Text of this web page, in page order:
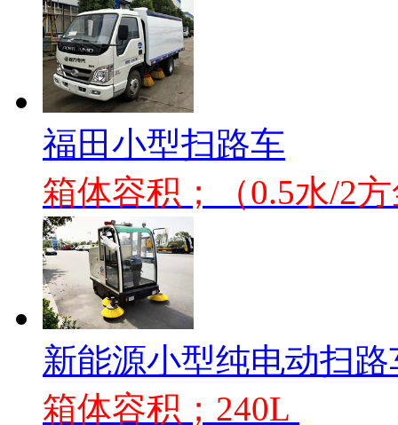
福田小型扫路车
箱体容积；（0.5水/2
新能源小型纯电动扫路
箱体容积；240L